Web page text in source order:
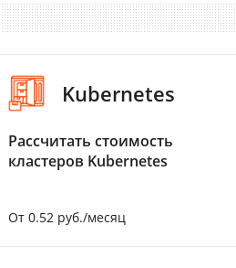
Kubernetes
Рассчитать стоимость
кластеров Kubernetes
От 0.52 руб./месяц